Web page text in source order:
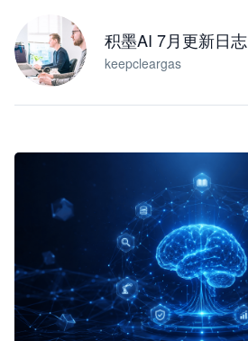
积墨AI 7月更新日志
keepcleargas